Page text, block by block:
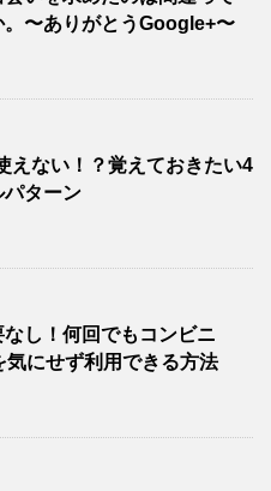
。〜ありがとうGoogle+〜
えない！？覚えておきたい4
パターン
なし！何回でもコンビニ
気にせず利用できる方法